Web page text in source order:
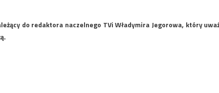
do redaktora naczelnego TVi Władymira Jegorowa, który